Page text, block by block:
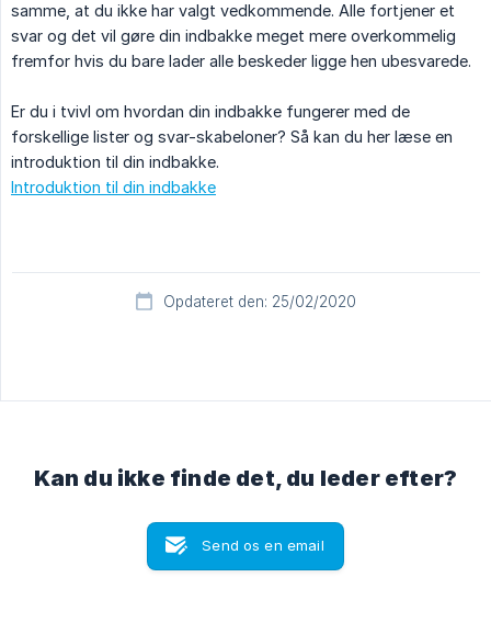
samme, at du ikke har valgt vedkommende. Alle fortjener et
svar og det vil gøre din indbakke meget mere overkommelig
fremfor hvis du bare lader alle beskeder ligge hen ubesvarede.
Er du i tvivl om hvordan din indbakke fungerer med de
forskellige lister og svar-skabeloner? Så kan du her læse en
introduktion til din indbakke.
Introduktion til din indbakke
Opdateret den: 25/02/2020
Kan du ikke finde det, du leder efter?
Send os en email